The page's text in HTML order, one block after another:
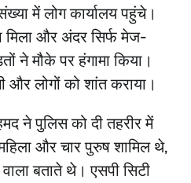
में लोग कार्यालय पहुंचे।
और अंदर सिर्फ मेज-
ने मौके पर हंगामा किया।
और लोगों को शांत कराया।
ने पुलिस को दी तहरीर में
और चार पुरुष शामिल थे,
बताते थे। एसपी सिटी